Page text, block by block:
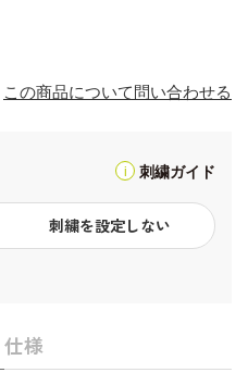
この商品について問い合わせる
刺繍ガイド
刺繍を設定しない
仕様